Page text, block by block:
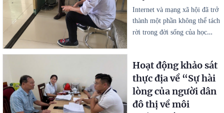
Internet và mạng xã hội đã trở
thành một phần không thể tách
rời trong đời sống của học…
Hoạt động khảo sát
thực địa về “Sự hài
lòng của người dân
đô thị về môi